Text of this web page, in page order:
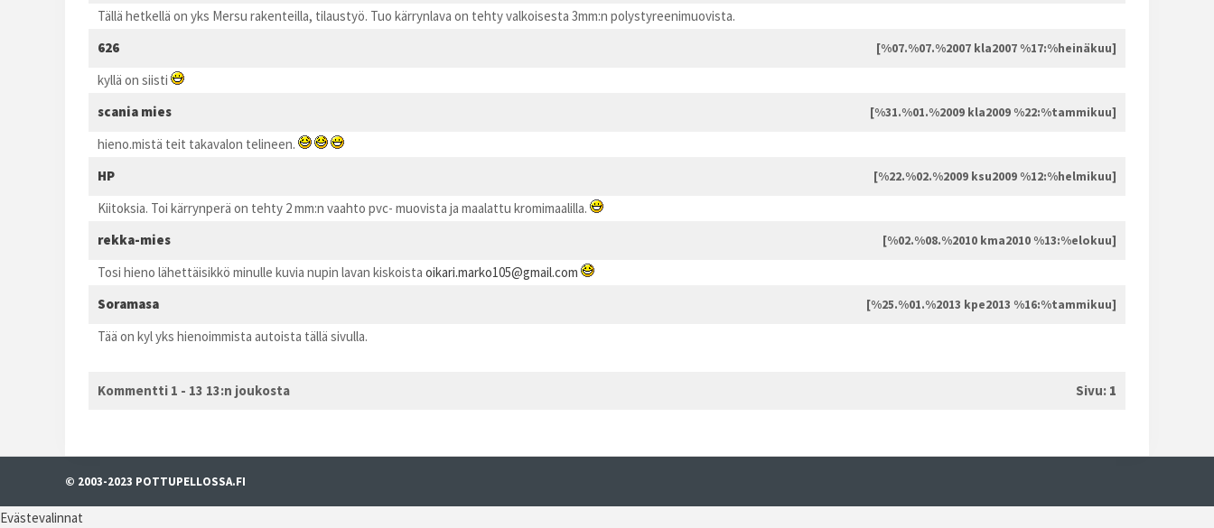
Tällä hetkellä on yks Mersu rakenteilla, tilaustyö. Tuo kärrynlava on tehty valkoisesta 3mm:n polystyreenimuovista.
626
[%07.%07.%2007 kla2007 %17:%heinäkuu]
kyllä on siisti
scania mies
[%31.%01.%2009 kla2009 %22:%tammikuu]
hieno.mistä teit takavalon telineen.
HP
[%22.%02.%2009 ksu2009 %12:%helmikuu]
Kiitoksia. Toi kärrynperä on tehty 2 mm:n vaahto pvc- muovista ja maalattu kromimaalilla.
rekka-mies
[%02.%08.%2010 kma2010 %13:%elokuu]
Tosi hieno lähettäisikkö minulle kuvia nupin lavan kiskoista oikari.marko105@gmail.com
Soramasa
[%25.%01.%2013 kpe2013 %16:%tammikuu]
Tää on kyl yks hienoimmista autoista tällä sivulla.
Kommentti 1 - 13 13:n joukosta Sivu: 1
© 2003-2023 POTTUPELLOSSA.FI
Evästevalinnat